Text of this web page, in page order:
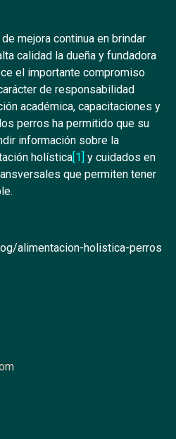
mejora continua en brindar
calidad la dueña y fundadora
el importante compromiso
de responsabilidad
académica, capacitaciones y
perros ha permitido que su
información sobre la
holística[1] y cuidados en
que permiten tener
alimentacion-holistica-perros